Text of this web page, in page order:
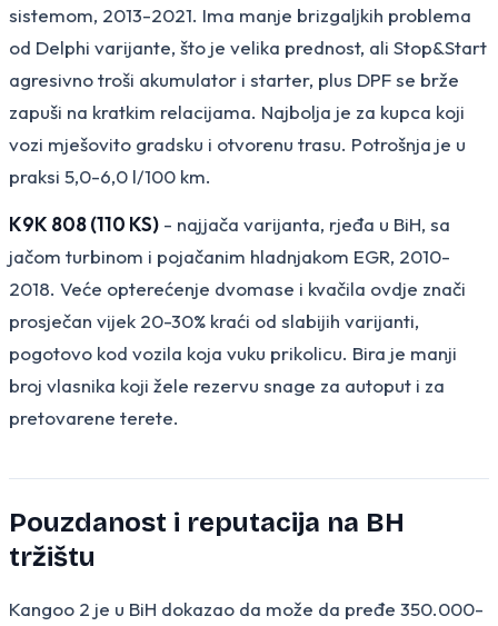
sistemom, 2013-2021. Ima manje brizgaljkih problema
od Delphi varijante, što je velika prednost, ali Stop&Start
agresivno troši akumulator i starter, plus DPF se brže
zapuši na kratkim relacijama. Najbolja je za kupca koji
vozi mješovito gradsku i otvorenu trasu. Potrošnja je u
praksi 5,0-6,0 l/100 km.
K9K 808 (110 KS) - najjača varijanta, rjeđa u BiH, sa
jačom turbinom i pojačanim hladnjakom EGR, 2010-
2018. Veće opterećenje dvomase i kvačila ovdje znači
prosječan vijek 20-30% kraći od slabijih varijanti,
pogotovo kod vozila koja vuku prikolicu. Bira je manji
broj vlasnika koji žele rezervu snage za autoput i za
pretovarene terete.
Pouzdanost i reputacija na BH
tržištu
Kangoo 2 je u BiH dokazao da može da pređe 350.000-